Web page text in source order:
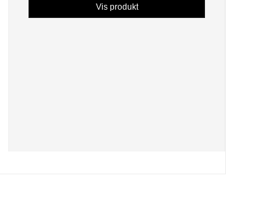
Vis produkt